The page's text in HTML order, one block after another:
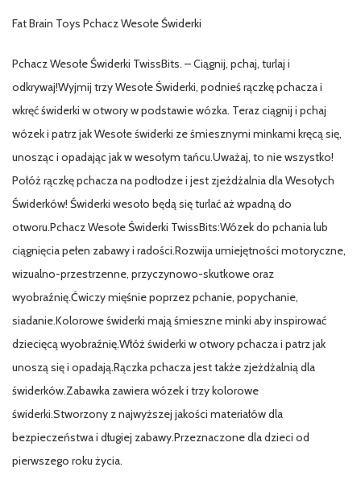
Fat Brain Toys Pchacz Wesołe Świderki
Pchacz Wesołe Świderki TwissBits. – Ciągnij, pchaj, turlaj i
odkrywaj!Wyjmij trzy Wesołe Świderki, podnieś rączkę pchacza i
wkręć świderki w otwory w podstawie wózka. Teraz ciągnij i pchaj
wózek i patrz jak Wesołe świderki ze śmiesznymi minkami kręcą się,
unosząc i opadając jak w wesołym tańcu.Uważaj, to nie wszystko!
Połóż rączkę pchacza na podłodze i jest zjeżdżalnia dla Wesołych
Świderków! Świderki wesoło będą się turlać aż wpadną do
otworu.Pchacz Wesołe Świderki TwissBits:Wózek do pchania lub
ciągnięcia pełen zabawy i radości.Rozwija umiejętności motoryczne,
wizualno-przestrzenne, przyczynowo-skutkowe oraz
wyobraźnię.Ćwiczy mięśnie poprzez pchanie, popychanie,
siadanie.Kolorowe świderki mają śmieszne minki aby inspirować
dziecięcą wyobraźnię.Włóż świderki w otwory pchacza i patrz jak
unoszą się i opadają.Rączka pchacza jest także zjeżdżalnią dla
świderków.Zabawka zawiera wózek i trzy kolorowe
świderki.Stworzony z najwyższej jakości materiałów dla
bezpieczeństwa i długiej zabawy.Przeznaczone dla dzieci od
pierwszego roku życia.